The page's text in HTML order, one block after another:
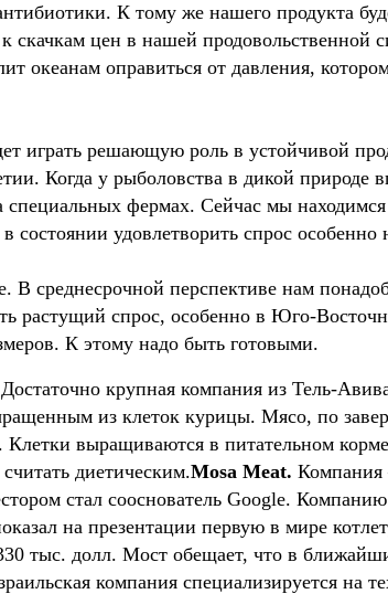
К тому же нашего продукта
скачкам цен в нашей продовольственной
океанам оправиться от давления,
играть решающую роль в устойчивой
Когда у рыболовства в дикой природе
фермах. Сейчас мы
удовлетворить спрос
среднесрочной перспективе нам
растущий спрос, особенно в Юго-
К этому надо быть готовыми.
Достаточно крупная компания из Тель-
из клеток курицы. Мясо, по
выращиваются в питательном
диетическим.Mosa Meat. Компания
стал сооснователь Google.
на презентации первую в мире
тыс. долл. Мост обещает, что в
компания специализируется на